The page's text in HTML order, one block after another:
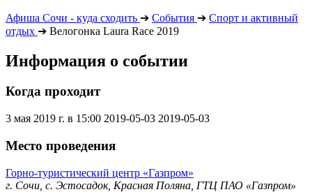
Афиша Сочи - куда сходить ➔ События ➔ Спорт и активный
отдых ➔ Велогонка Laura Race 2019
Информация о событии
Когда проходит
3 мая 2019 г. в 15:00 2019-05-03 2019-05-03
Место проведения
Горно-туристический центр «Газпром»
г. Сочи, с. Эстосадок, Красная Поляна, ГТЦ ПАО «Газпром»